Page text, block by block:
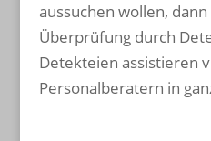
aussuchen wollen,
Überprüfung durch
Detekteien assistieren
Personalberatern in